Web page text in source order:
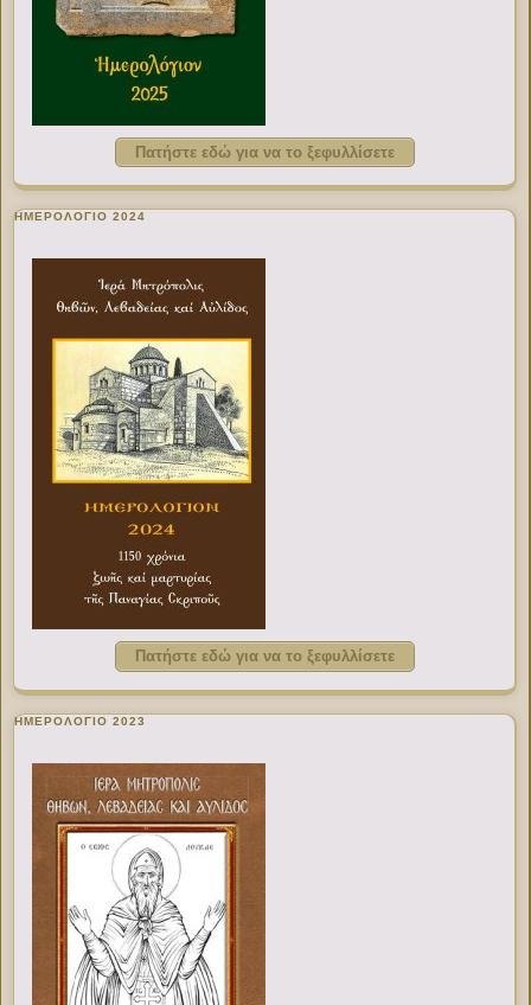
Πατήστε εδώ για να το ξεφυλλίσετε
ΗΜΕΡΟΛΟΓΙΟ 2024
Πατήστε εδώ για να το ξεφυλλίσετε
ΗΜΕΡΟΛΟΓΙΟ 2023